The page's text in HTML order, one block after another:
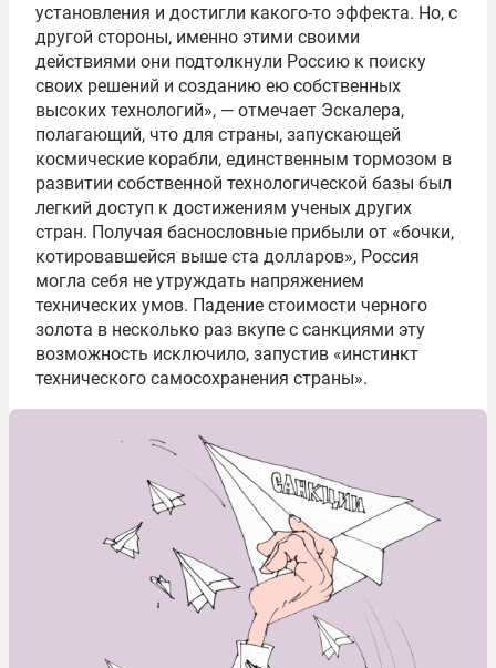
установления и достигли какого-то эффекта. Но, с
другой стороны, именно этими своими
действиями они подтолкнули Россию к поиску
своих решений и созданию ею собственных
высоких технологий», — отмечает Эскалера,
полагающий, что для страны, запускающей
космические корабли, единственным тормозом в
развитии собственной технологической базы был
легкий доступ к достижениям ученых других
стран. Получая баснословные прибыли от «бочки,
котировавшейся выше ста долларов», Россия
могла себя не утруждать напряжением
технических умов. Падение стоимости черного
золота в несколько раз вкупе с санкциями эту
возможность исключило, запустив «инстинкт
технического самосохранения страны».